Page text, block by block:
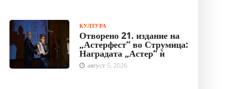
КУЛТУРА
Отворено 21. издание на
„Астерфест“ во Струмица:
Наградата „Астер“ ѝ
август 5, 2026